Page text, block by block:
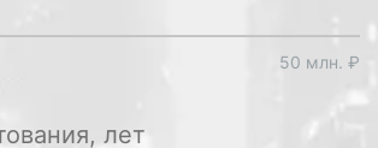
50 млн. ₽
лет